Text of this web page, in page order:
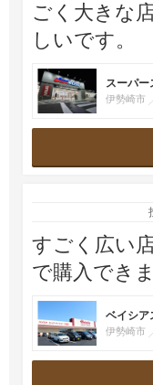
ごく大きな
しいです。
スーパー
伊勢崎市
すごく広い
で購入でき
ベイシア
伊勢崎市